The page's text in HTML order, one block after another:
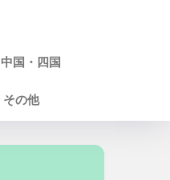
中国・四国
その他